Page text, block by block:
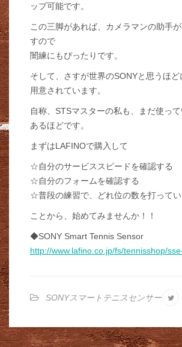
ップ可能です。
この三脚があれば、カメラマンの助手
すので
闇練にもぴったりです。
そして、さすが世界のSONYと思うほ
用意されています。
自称、STSマスターの私も、まだ使っ
あるほどです。
まずはLAFINOで購入して
☆自分のサービススピードを確認する
☆自分のフォームを確認する
☆普段の練習で、どれ位の数を打って
ことから、始めてみませんか！！
◆SONY Smart Tennis Sensor
http://www.lafino.co.jp/fs/tennisshop/
SONYスマートテニスセンサー